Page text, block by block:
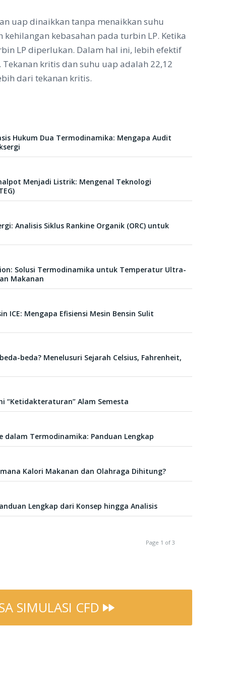
uap dinaikkan tanpa menaikkan suhu
kebasahan pada turbin LP. Ketika
LP diperlukan. Dalam hal ini, lebih efektif
kritis dan suhu uap adalah 22,12
dari tekanan kritis.
Hukum Dua Termodinamika: Mengapa Audit
Menjadi Listrik: Mengenal Teknologi
Analisis Siklus Rankine Organik (ORC) untuk
Solusi Termodinamika untuk Temperatur Ultra-
Makanan
ICE: Mengapa Efisiensi Mesin Bensin Sulit
beda? Menelusuri Sejarah Celsius, Fahrenheit,
“Ketidakteraturan” Alam Semesta
dalam Termodinamika: Panduan Lengkap
Kalori Makanan dan Olahraga Dihitung?
Lengkap dari Konsep hingga Analisis
Page 1 of 3
SIMULASI CFD